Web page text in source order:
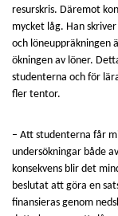
resurskris. Däremot
mycket låg. Han
och löneuppräkningen
ökningen av löner.
studenterna och för
fler tentor.
– Att studenterna får
undersökningar både
konsekvens blir det
beslutat att göra en
finansieras genom